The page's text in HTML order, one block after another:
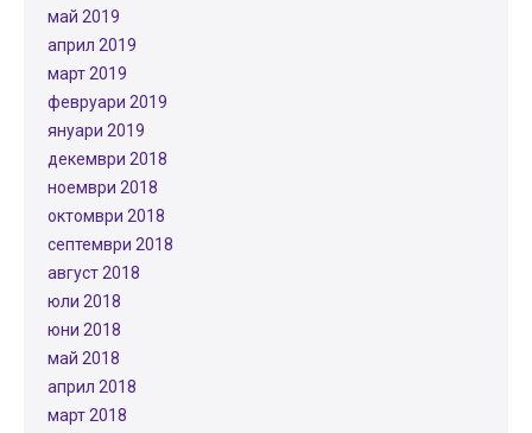
май 2019
април 2019
март 2019
февруари 2019
януари 2019
декември 2018
ноември 2018
октомври 2018
септември 2018
август 2018
юли 2018
юни 2018
май 2018
април 2018
март 2018